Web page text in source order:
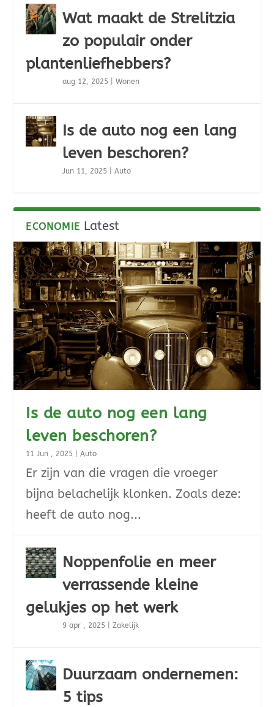
Wat maakt de Strelitzia
zo populair onder
plantenliefhebbers?
aug 12, 2025 |Wonen
Is de auto nog een lang
leven beschoren?
Jun 11, 2025 |Auto
ECONOMIE Latest
Is de auto nog een lang
leven beschoren?
11 Jun , 2025 |Auto
Er zijn van die vragen die vroeger
bijna belachelijk klonken. Zoals deze:
heeft de auto nog...
Noppenfolie en meer
verrassende kleine
gelukjes op het werk
9 apr , 2025 |Zakelijk
Duurzaam ondernemen:
5 tips